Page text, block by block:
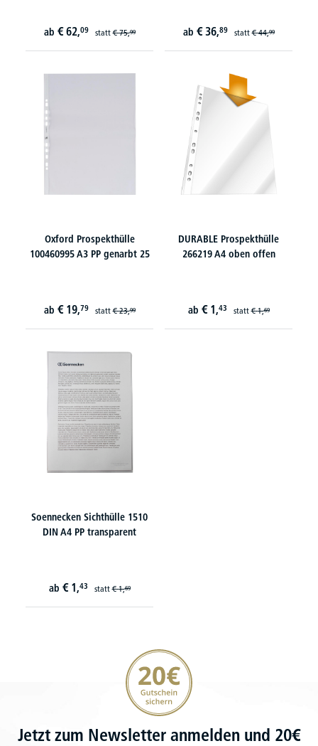
ab € 62,09 statt€ 75,99 ab € 36,89 statt€ 44,99
Oxford Prospekthülle
100460995 A3 PP genarbt 25
ab € 19,79 statt€ 23,99
DURABLE Prospekthülle
266219 A4 oben offen
ab € 1,43 statt€ 1,69
Soennecken Sichthülle 1510
DIN A4 PP transparent
ab € 1,43 statt€ 1,69
20€ Gutschein sichern
Jetzt zum Newsletter anmelden und 20€